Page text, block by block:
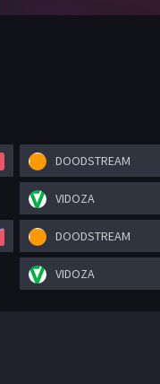
DOODSTREAM
VIDOZA
DOODSTREAM
VIDOZA